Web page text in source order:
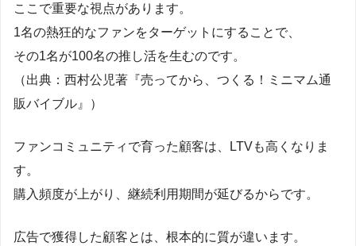
ここで重要な視点があります。
1名の熱狂的なファンをターゲットにすることで、
その1名が100名の推し活を生むのです。
（出典：西村公児著『売ってから、つくる！ミニマム通
販バイブル』）
ファンコミュニティで育った顧客は、LTVも高くなりま
す。
購入頻度が上がり、継続利用期間が延びるからです。
広告で獲得した顧客とは、根本的に質が違います。